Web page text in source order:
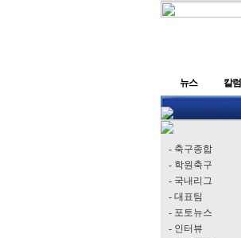
뉴스 칼럼
- 축구종합
- 학원축구
- 국내리그
- 대표팀
- 포토뉴스
- 인터뷰